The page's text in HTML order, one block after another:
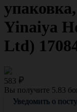
Yinaiya
Ltd)
583
Вы получите 5.83
Уведомить о